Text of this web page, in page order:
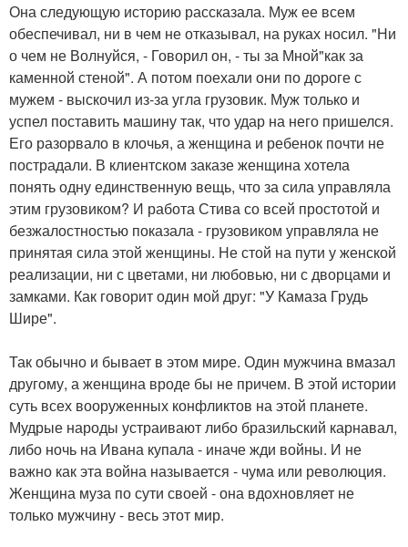
Она следующую историю рассказала. Муж ее всем
обеспечивал, ни в чем не отказывал, на руках носил. "Ни
о чем не Волнуйся, - Говорил он, - ты за Мной"как за
каменной стеной". А потом поехали они по дороге с
мужем - выскочил из-за угла грузовик. Муж только и
успел поставить машину так, что удар на него пришелся.
Его разорвало в клочья, а женщина и ребенок почти не
пострадали. В клиентском заказе женщина хотела
понять одну единственную вещь, что за сила управляла
этим грузовиком? И работа Стива со всей простотой и
безжалостностью показала - грузовиком управляла не
принятая сила этой женщины. Не стой на пути у женской
реализации, ни с цветами, ни любовью, ни с дворцами и
замками. Как говорит один мой друг: "У Камаза Грудь
Шире".
Так обычно и бывает в этом мире. Один мужчина вмазал
другому, а женщина вроде бы не причем. В этой истории
суть всех вооруженных конфликтов на этой планете.
Мудрые народы устраивают либо бразильский карнавал,
либо ночь на Ивана купала - иначе жди войны. И не
важно как эта война называется - чума или революция.
Женщина муза по сути своей - она вдохновляет не
только мужчину - весь этот мир.